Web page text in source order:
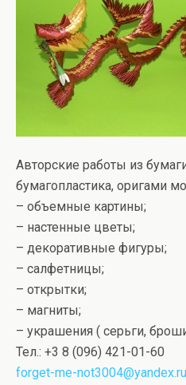
Авторские работы из
бумагопластика, оригами
– объемные картины;
– настенные цветы;
– декоративные фигуры;
– салфетницы;
– открытки;
– магниты;
– украшения ( серьги,
Тел.: +3 8 (096) 421-01-60
forget-me-not3004@yandex.ru